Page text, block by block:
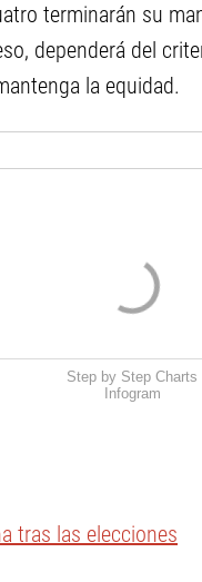
terminarán su
dependerá del
la equidad.
Step by Step Charts
Infogram
tras las elecciones